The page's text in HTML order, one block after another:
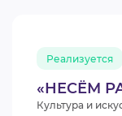
«НЕСЁМ
Реализуется
Культура и